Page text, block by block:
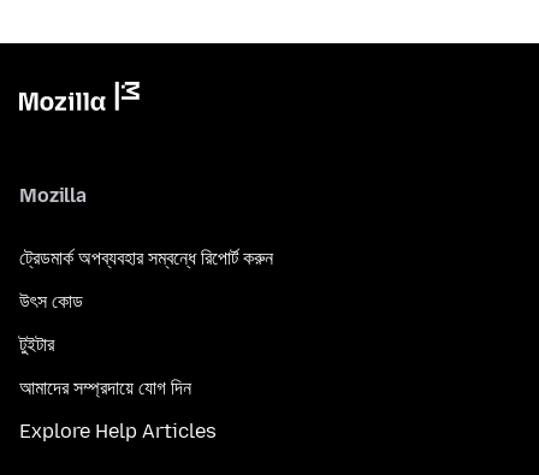
Mozilla
ট্রেডমার্ক অপব্যবহার সম্বন্ধে রিপোর্ট করুন
উৎস কোড
টুইটার
আমাদের সম্প্রদায়ে যোগ দিন
Explore Help Articles